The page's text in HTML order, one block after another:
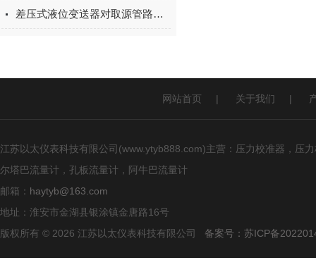
差压式液位变送器对取源管路的安装要求
网站首页 | 关于我们 |
江苏以太仪表科技有限公司(www.ytyb888.com)主营：压力校准器，压
尔塔巴流量计，孔板流量计，阿牛巴流量计
邮箱： haytyb@163.com
地址：淮安市金湖县银涂镇金唐路16号
版权所有 © 2026 江苏以太仪表科技有限公司 备案号：苏ICP备